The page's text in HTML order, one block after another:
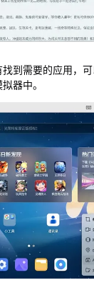
到需要的应用，可
器中。